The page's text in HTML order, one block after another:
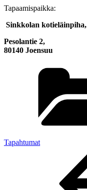
Tapaamispaikka:
Sinkkolan kotieläinpiha,
Pesolantie 2,
80140 Joensuu
Tapahtumat